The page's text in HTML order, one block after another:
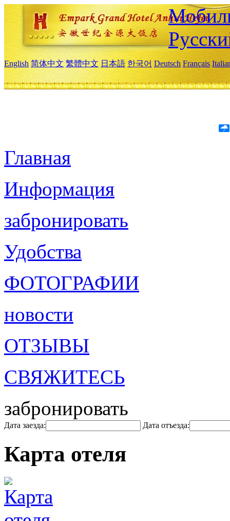
English 简体中文 繁體中文 日本語 한국어 Deutsch Français
Главная
Информация
забронировать
Удобства
ФОТОГРАФИИ
новости
ОТЗЫВЫ
СВЯЖИТЕСЬ
забронировать
Дата заезда: Дата отъезда:
Карта отеля